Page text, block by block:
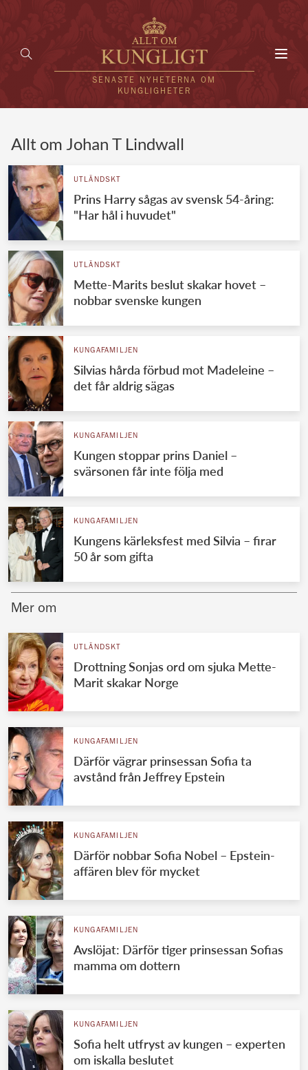
SENASTE NYHETERNA OM
KUNGLIGHETER
UTLÄNDSKT
VÄRLDENS KUNGAHUS
Svenska kungahuset
Brittiska kungahuset
Danska kungahuset
Jordanska kungahuset
Luxemburgska storhertighuset
Japanska kejsarhuset
Thailändska kungahuset
Marockanska kungahuset
REDAKTION
Allt om Johan T Lindwall
UTLÄNDSKT
Prins Harry sågas av svensk 54-åring:
"Har hål i huvudet"
UTLÄNDSKT
Mette-Marits beslut skakar hovet –
nobbar svenske kungen
KUNGAFAMILJEN
Silvias hårda förbud mot Madeleine –
det får aldrig sägas
KUNGAFAMILJEN
Kungen stoppar prins Daniel –
svärsonen får inte följa med
KUNGAFAMILJEN
Kungens kärleksfest med Silvia – firar
50 år som gifta
Mer om
UTLÄNDSKT
Drottning Sonjas ord om sjuka Mette-
Marit skakar Norge
KUNGAFAMILJEN
Därför vägrar prinsessan Sofia ta
avstånd från Jeffrey Epstein
KUNGAFAMILJEN
Därför nobbar Sofia Nobel – Epstein-
affären blev för mycket
KUNGAFAMILJEN
Avslöjat: Därför tiger prinsessan Sofias
mamma om dottern
KUNGAFAMILJEN
Sofia helt utfryst av kungen – experten
om iskalla beslutet